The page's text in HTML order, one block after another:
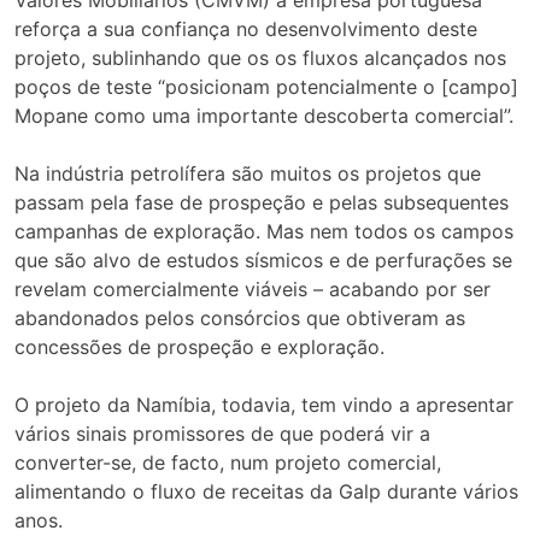
reforça a sua confiança no desenvolvimento deste
projeto, sublinhando que os os fluxos alcançados nos
poços de teste “posicionam potencialmente o [campo]
Mopane como uma importante descoberta comercial”.
Na indústria petrolífera são muitos os projetos que
passam pela fase de prospeção e pelas subsequentes
campanhas de exploração. Mas nem todos os campos
que são alvo de estudos sísmicos e de perfurações se
revelam comercialmente viáveis – acabando por ser
abandonados pelos consórcios que obtiveram as
concessões de prospeção e exploração.
O projeto da Namíbia, todavia, tem vindo a apresentar
vários sinais promissores de que poderá vir a
converter-se, de facto, num projeto comercial,
alimentando o fluxo de receitas da Galp durante vários
anos.